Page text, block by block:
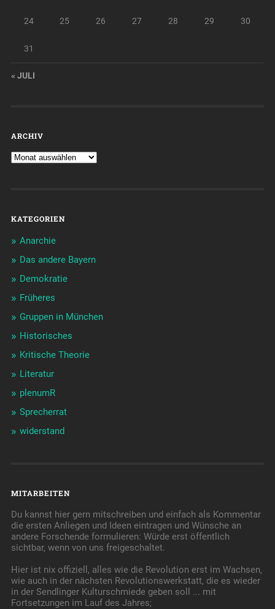
24 25 26 27 28 29 30
31
« JULI
ARCHIV
KATEGORIEN
Anarchie
Das andere Bayern
Demokratie
Früheres
Gruppen in München
Historisches
Kritische Theorie
Literatur
plenumR
Sprecherrat
widerstand
MITARBEITEN
Du kannst hier gern mitschreiben und einfach als Kommentar
die ersten Anliegen und Ideen eintragen und Wünsche an
andere Forschende formulieren: Würde erst öffentlich
sichtbar, wenn von uns freigeschaltet.
Hier ist nix offiziell, alles wie die Revolution erst im Wachsen,
wie auch in der nächsten Revolutionswerkstatt, die es wieder
in der Sendlinger Kulturschmiede geben soll ... mit
Fortsetzungen im Lauf des Jahres;